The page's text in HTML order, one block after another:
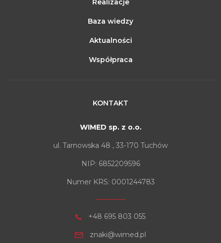
Realizacje
Baza wiedzy
Aktualności
Współpraca
KONTAKT
WIMED sp. z o.o.
ul. Tarnowska 48 , 33-170 Tuchów
NIP: 6852209596
Numer KRS: 0001244783
+48 695 803 055
znaki@wimed.pl